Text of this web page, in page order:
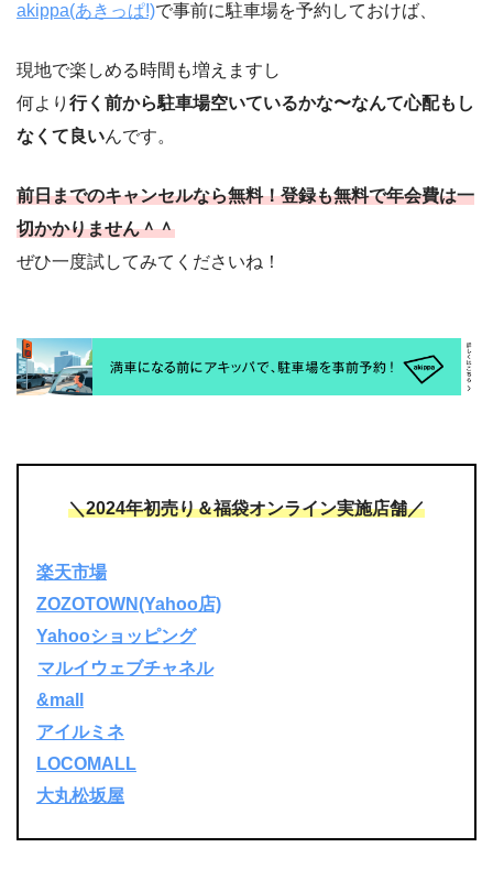
akippa(あきっぱ!)で事前に駐車場を予約しておけば、
現地で楽しめる時間も増えますし
何より 行く前から駐車場空いているかな〜なんて心配もし
なくて良いんです。
前日までのキャンセルなら無料！登録も無料で年会費は一
切かかりません＾＾
ぜひ一度試してみてくださいね！
＼2024年初売り＆福袋オンライン実施店舗／
楽天市場
ZOZOTOWN(Yahoo店)
Yahooショッピング
マルイウェブチャネル
&mall
アイルミネ
LOCOMALL
大丸松坂屋